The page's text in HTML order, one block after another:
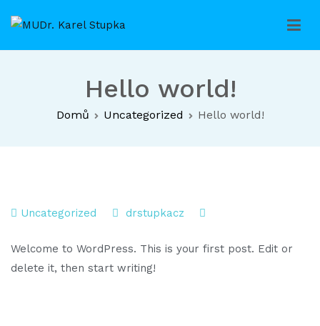
na
obsah
Hello world!
Domů Uncategorized Hello world!
Uncategorized drstupkacz
Welcome to WordPress. This is your first post. Edit or
delete it, then start writing!